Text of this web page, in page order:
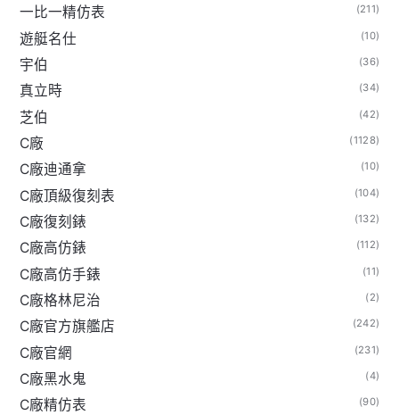
一比一精仿表 (211)
遊艇名仕 (10)
宇伯 (36)
真立時 (34)
芝伯 (42)
C廠 (1128)
C廠迪通拿 (10)
C廠頂級復刻表 (104)
C廠復刻錶 (132)
C廠高仿錶 (112)
C廠高仿手錶 (11)
C廠格林尼治 (2)
C廠官方旗艦店 (242)
C廠官網 (231)
C廠黑水鬼 (4)
C廠精仿表 (90)